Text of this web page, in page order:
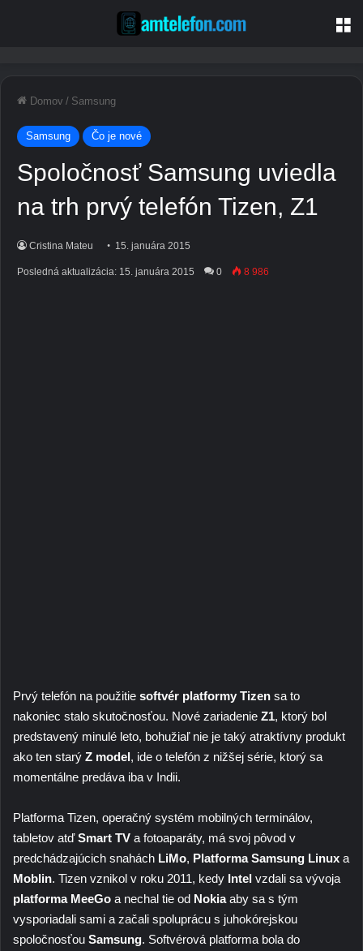
Domov / Samsung
Samsung Čo je nové
Spoločnosť Samsung uviedla
na trh prvý telefón Tizen, Z1
Cristina Mateu 15. januára 2015
Posledná aktualizácia: 15. januára 2015 0 8 986
Prvý telefón na použitie softvér platformy Tizen sa to
nakoniec stalo skutočnosťou. Nové zariadenie Z1, ktorý bol
predstavený minulé leto, bohužiaľ nie je taký atraktívny produkt
ako ten starý Z model, ide o telefón z nižšej série, ktorý sa
momentálne predáva iba v Indii.
Platforma Tizen, operačný systém mobilných terminálov,
tabletov atďSmart TV a fotoaparáty, má svoj pôvod v
predchádzajúcich snahách LiMo, Platforma Samsung Linux a
Moblin. Tizen vznikol v roku 2011, kedy Intel vzdali sa vývoja
platforma MeeGo a nechal tie od Nokiaaby sa s tým
vysporiadali sami a začali spoluprácu s juhokórejskou
spoločnosťou Samsung. Softvérová platforma bola do